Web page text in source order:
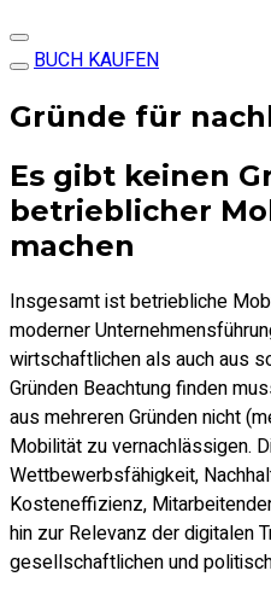
BUCH KAUFEN
Gründe für
Es gibt keinen
betrieblicher
machen
Insgesamt ist betriebliche
moderner
wirtschaftlichen als auch aus
Gründen Beachtung finden
aus mehreren Gründen nicht
Mobilität zu vernachlässigen.
Wettbewerbsfähigkeit,
Kosteneffizienz,
hin zur Relevanz der digitalen
gesellschaftlichen und